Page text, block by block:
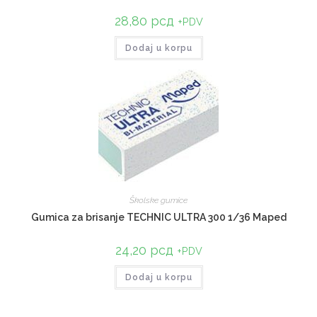
28,80 рсд +PDV
Dodaj u korpu
Školske gumice
Gumica za brisanje TECHNIC ULTRA 300 1/36 Maped
24,20 рсд +PDV
Dodaj u korpu